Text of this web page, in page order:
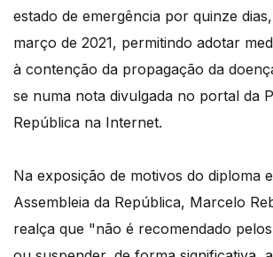
estado de emergência por quinze
março de 2021, permitindo adotar
à contenção da propagação da
se numa nota divulgada no portal da
República na Internet.
Na exposição de motivos do diploma
Assembleia da República, Marcelo
realça que "não é recomendado